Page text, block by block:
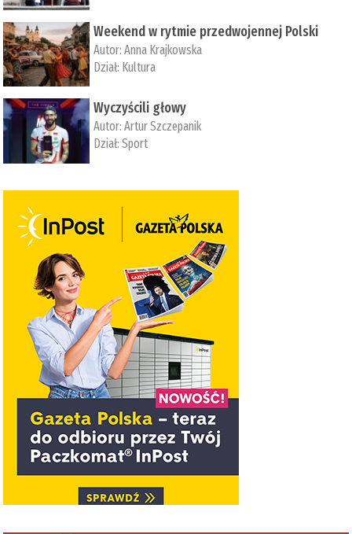
Weekend w rytmie przedwojennej Polski
Autor:Anna Krajkowska
Dział: Kultura
Wyczyścili głowy
Autor:Artur Szczepanik
Dział:Sport